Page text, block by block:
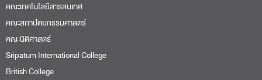
คณะเทคโนโลยีสารสนเทศ
คณะสถาปัตยกรรมศาสตร์
คณะนิติศาสตร์
Sripatum International College
British College